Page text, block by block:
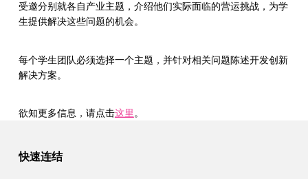
受邀分别就各自产业主题，介绍他们实际面临的营运挑战，为学
生提供解决这些问题的机会。
每个学生团队必须选择一个主题，并针对相关问题陈述开发创新
解决方案。
欲知更多信息，请点击这里。
快速连结